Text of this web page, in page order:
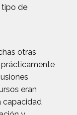
tipo de
otras
prácticamente
eran
capacidad